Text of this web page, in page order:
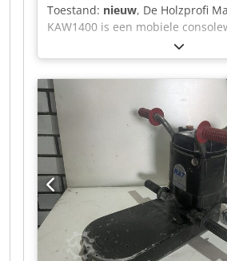
Toestand: nieuw, De Holzprofi
KAW1400 is een mobiele
veilig transporteren en
van platen, latten en andere
na lakwerkzaamheden kunnen
overzichtelijk worden
gecontroleerd kunnen drogen.
de wagen is instelbaar van 300
past zich daardoor flexibel aan
werkstukmaten aan. Met tien
ruime vakdiepte van 1395 mm
veel ruimte voor lange of
werkstukken. De afstand van
niveaus zorgt voor een goede
vergemakkelijkt de toegang tot